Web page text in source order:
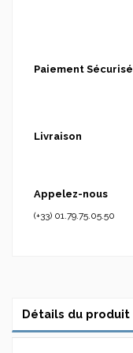
Paiement Sécurisé
Livraison
Appelez-nous
(+33) 01.79.75.05.50
Détails du produit